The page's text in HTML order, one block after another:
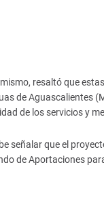
resaltó que
de Aguascalientes
de los servicios y
señalar que el
de Aportaciones